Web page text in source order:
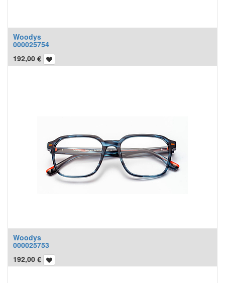
Woodys
000025754
192,00 €
Woodys
000025753
192,00 €